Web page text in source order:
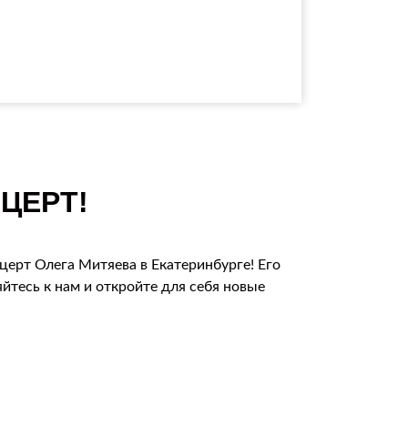
Олега Митяева в Екатеринбурге! Его
к нам и откройте для себя новые